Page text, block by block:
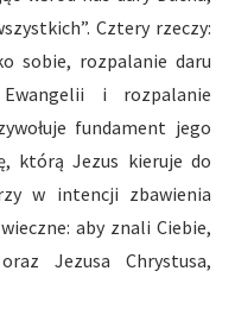
Cztery rzeczy:
sobie, rozpalanie daru
i rozpalanie
fundament jego
którą Jezus kieruje do
w intencji zbawienia
aby znali Ciebie,
Jezusa Chrystusa,